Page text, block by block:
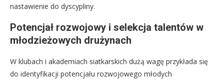
nastawienie do dyscypliny.
Potencjał rozwojowy i selekcja talentów w
młodzieżowych drużynach
W klubach i akademiach siatkarskich dużą wagę przykłada się
do identyfikacji potencjału rozwojowego młodych